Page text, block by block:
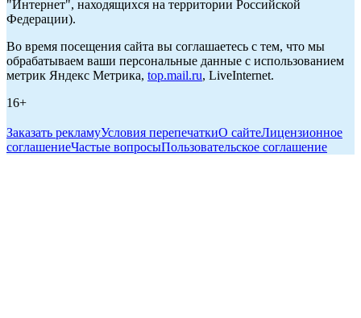
"Интернет", находящихся на территории Российской
Федерации).
Во время посещения сайта вы соглашаетесь с тем, что мы
обрабатываем ваши персональные данные с использованием
метрик Яндекс Метрика, top.mail.ru, LiveInternet.
16+
Заказать рекламуУсловия перепечаткиО сайтеЛицензионное
соглашениеЧастые вопросыПользовательское соглашение